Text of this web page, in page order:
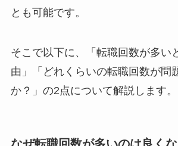
とも可能です。
そこで以下に、「転職回数が多い
由」「どれくらいの転職回数が問
か？」の2点について解説します。
なぜ転職回数が多いのは良く